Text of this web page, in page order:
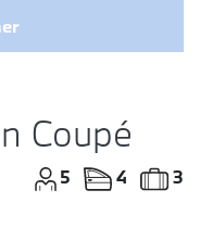
Coupé
5 4 3